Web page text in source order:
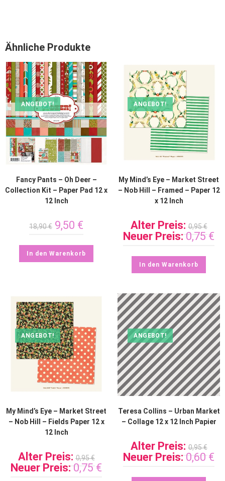
Ähnliche Produkte
ANGEBOT!
Fancy Pants – Oh Deer –
Collection Kit – Paper Pad 12 x
12 Inch
18,90€ 9,50 €
In den Warenkorb
ANGEBOT!
My Mind’s Eye – Market Street
– Nob Hill – Framed – Paper 12
x 12 Inch
Alter Preis: 0,95€
Neuer Preis: 0,75 €
In den Warenkorb
ANGEBOT!
My Mind’s Eye – Market Street
– Nob Hill – Fields Paper 12 x
12 Inch
Alter Preis: 0,95€
Neuer Preis: 0,75 €
ANGEBOT!
Teresa Collins – Urban Market
– Collage 12 x 12 Inch Papier
Alter Preis: 0,95€
Neuer Preis: 0,60 €